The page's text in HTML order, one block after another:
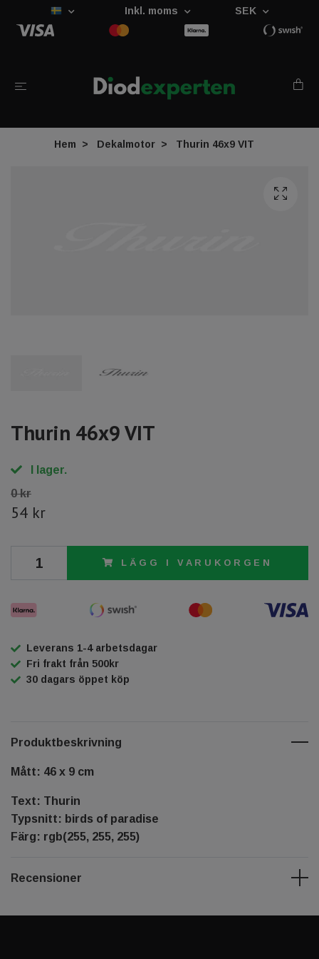
Inkl. moms SEK
Hem Dekalmotor Thurin 46x9 VIT
Thurin 46x9 VIT
I lager.
0 kr
54 kr
LÄGG I VARUKORGEN
Leverans 1-4 arbetsdagar
Fri frakt från 500kr
30 dagars öppet köp
Produktbeskrivning
Mått: 46 x 9 cm
Text: Thurin
Typsnitt: birds of paradise
Färg: rgb(255, 255, 255)
Recensioner